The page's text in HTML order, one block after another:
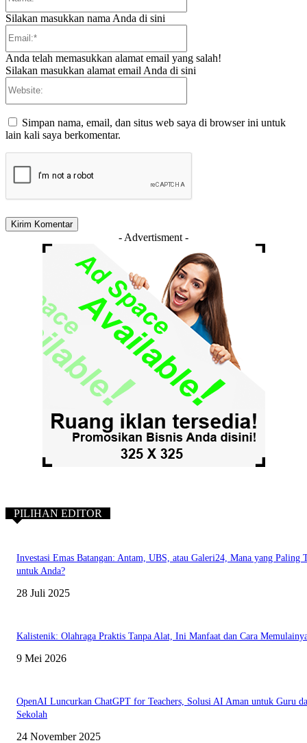
Silakan masukkan nama Anda di sini
Anda telah memasukkan alamat email yang salah!
Silakan masukkan alamat email Anda di sini
Simpan nama, email, dan situs web saya di browser ini untuk
lain kali saya berkomentar.
- Advertisment -
PILIHAN EDITOR
Investasi Emas Batangan: Antam, UBS, atau Galeri24, Mana yang Paling
untuk Anda?
28 Juli 2025
Kalistenik: Olahraga Praktis Tanpa Alat, Ini Manfaat dan Cara
9 Mei 2026
OpenAI Luncurkan ChatGPT for Teachers, Solusi AI Aman untuk Guru
Sekolah
24 November 2025